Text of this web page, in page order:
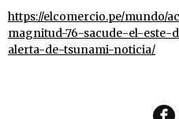
https://elcomercio.pe/mundo/
magnitud-76-sacude-el-este-
alerta-de-tsunami-noticia/